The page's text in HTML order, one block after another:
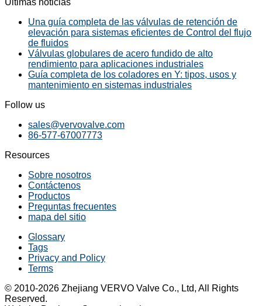
Una guía completa de las válvulas de retención de
elevación para sistemas eficientes de Control del flujo
de fluidos
Válvulas globulares de acero fundido de alto
rendimiento para aplicaciones industriales
Guía completa de los coladores en Y: tipos, usos y
mantenimiento en sistemas industriales
Follow us
sales@vervovalve.com
86-577-67007773
Resources
Sobre nosotros
Contáctenos
Productos
Preguntas frecuentes
mapa del sitio
Glossary
Tags
Privacy and Policy
Terms
© 2010-2026 Zhejiang VERVO Valve Co., Ltd, All Rights
Reserved.